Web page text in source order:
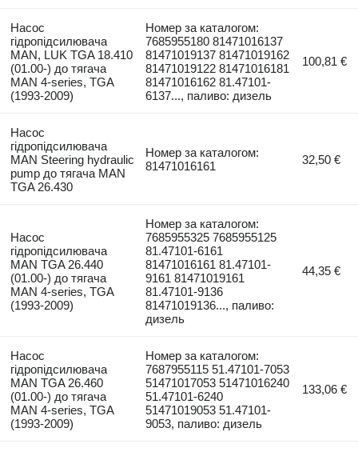
Насос
гідропідсилювача
MAN, LUK TGA 18.410
(01.00-) до тягача
MAN 4-series, TGA
(1993-2009)
Номер за каталогом:
7685955180 81471016137
81471019137 81471019162
81471019122 81471016181
81471016162 81.47101-
6137..., паливо: дизель
100,81 €
Насос
гідропідсилювача
MAN Steering hydraulic
pump до тягача MAN
TGA 26.430
Номер за каталогом:
81471016161
32,50 €
Насос
гідропідсилювача
MAN TGA 26.440
(01.00-) до тягача
MAN 4-series, TGA
(1993-2009)
Номер за каталогом:
7685955325 7685955125
81.47101-6161
81471016161 81.47101-
9161 81471019161
81.47101-9136
81471019136..., паливо:
дизель
44,35 €
Насос
гідропідсилювача
MAN TGA 26.460
(01.00-) до тягача
MAN 4-series, TGA
(1993-2009)
Номер за каталогом:
7687955115 51.47101-7053
51471017053 51471016240
51.47101-6240
51471019053 51.47101-
9053, паливо: дизель
133,06 €